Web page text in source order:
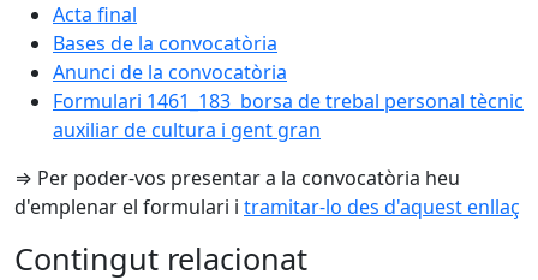
Acta final
Bases de la convocatòria
Anunci de la convocatòria
Formulari 1461_183 borsa de trebal personal tècnic
auxiliar de cultura i gent gran
⇒ Per poder-vos presentar a la convocatòria heu
d'emplenar el formulari i tramitar-lo des d'aquest enllaç
Contingut relacionat